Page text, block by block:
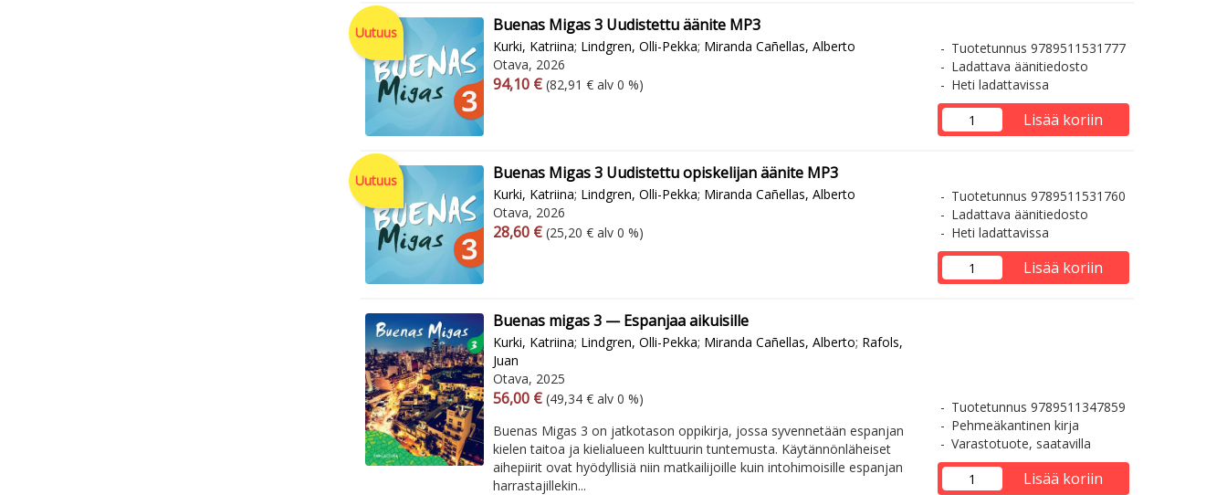
Uutuus Buenas Migas 3 Uudistettu äänite MP3
Kurki, Katriina; Lindgren, Olli-Pekka; Miranda Cañellas, Alberto
Otava, 2026
Arvonlisäverollinen hinta
94,10 € Arvonlisäveroton hinta
(82,91 € alv 0 %)
Tuotetunnus 9789511531777
Ladattava äänitiedosto
Heti ladattavissa
Lisää koriin
Uutuus Buenas Migas 3 Uudistettu opiskelijan äänite MP3
Kurki, Katriina; Lindgren, Olli-Pekka; Miranda Cañellas, Alberto
Otava, 2026
Arvonlisäverollinen hinta
28,60 € Arvonlisäveroton hinta
(25,20 € alv 0 %)
Tuotetunnus 9789511531760
Ladattava äänitiedosto
Heti ladattavissa
Lisää koriin
Buenas migas 3 — Espanjaa aikuisille
Kurki, Katriina; Lindgren, Olli-Pekka; Miranda Cañellas, Alberto; Rafols,
Juan
Otava, 2025
Arvonlisäverollinen hinta
56,00 € Arvonlisäveroton hinta
(49,34 € alv 0 %)
Buenas Migas 3 on jatkotason oppikirja, jossa syvennetään espanjan
kielen taitoa ja kielialueen kulttuurin tuntemusta. Käytännönläheiset
aihepiirit ovat hyödyllisiä niin matkailijoille kuin intohimoisille espanjan
harrastajillekin...
Tuotetunnus 9789511347859
Pehmeäkantinen kirja
Varastotuote, saatavilla
Lisää koriin